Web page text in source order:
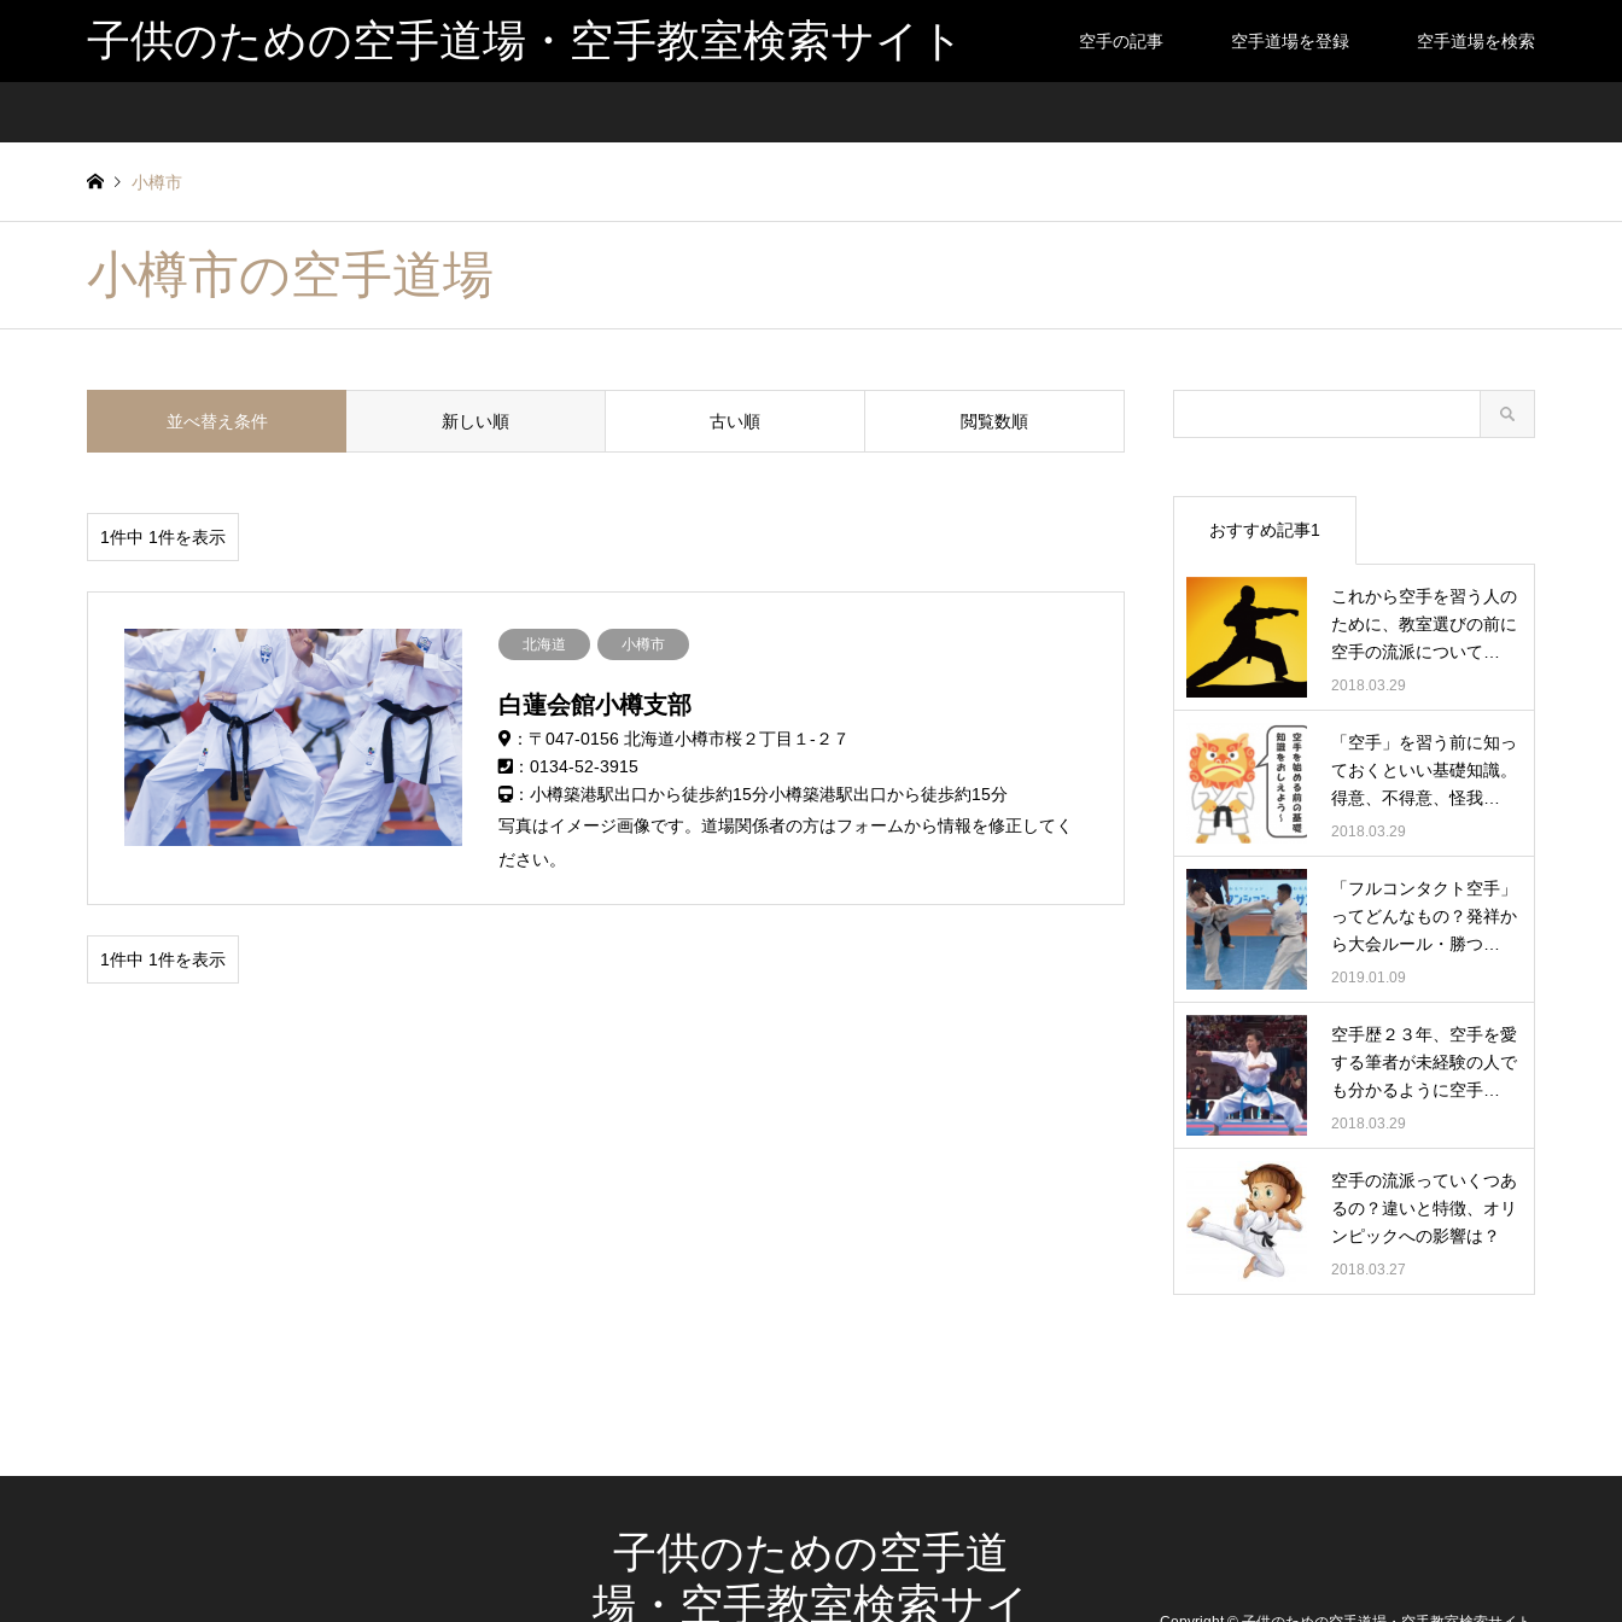
子供のための空手道場・空手教室検索サイト 空手の記事 空手道場を登録 空手道場を検索
小樽市
小樽市の空手道場
並べ替え条件 新しい順 古い順 閲覧数順
1件中 1件を表示
北海道 小樽市
白蓮会館小樽支部
：〒047-0156 北海道小樽市桜２丁目１-２７
：0134-52-3915
：小樽築港駅出口から徒歩約15分小樽築港駅出口から徒歩約15分
写真はイメージ画像です。道場関係者の方はフォームから情報を修正してく
ださい。
1件中 1件を表示
おすすめ記事1
これから空手を習う人の
ために、教室選びの前に
空手の流派について…
2018.03.29
「空手」を習う前に知っ
ておくといい基礎知識。
得意、不得意、怪我…
2018.03.29
「フルコンタクト空手」
ってどんなもの？発祥か
ら大会ルール・勝つ…
2019.01.09
空手歴２３年、空手を愛
する筆者が未経験の人で
も分かるように空手…
2018.03.29
空手の流派っていくつあ
るの？違いと特徴、オリ
ンピックへの影響は？
2018.03.27
子供のための空手道
場・空手教室検索サイ